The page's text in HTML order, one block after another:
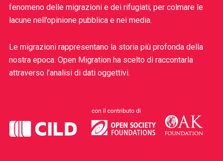
fenomeno delle migrazioni e dei rifugiati, per colmare le
lacune nell’opinione pubblica e nei media.
Le migrazioni rappresentano la storia più profonda della
nostra epoca. Open Migration ha scelto di raccontarla
attraverso l’analisi di dati oggettivi.